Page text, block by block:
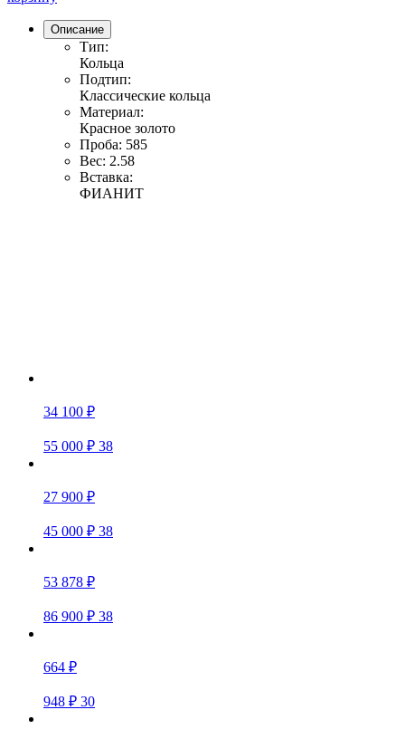
Описание
Тип:
Кольца
Подтип:
Классические кольца
Материал:
Красное золото
Проба: 585
Вес: 2.58
Вставка:
ФИАНИТ
34 100 ₽
55 000 ₽ 38
27 900 ₽
45 000 ₽ 38
53 878 ₽
86 900 ₽ 38
664 ₽
948 ₽ 30